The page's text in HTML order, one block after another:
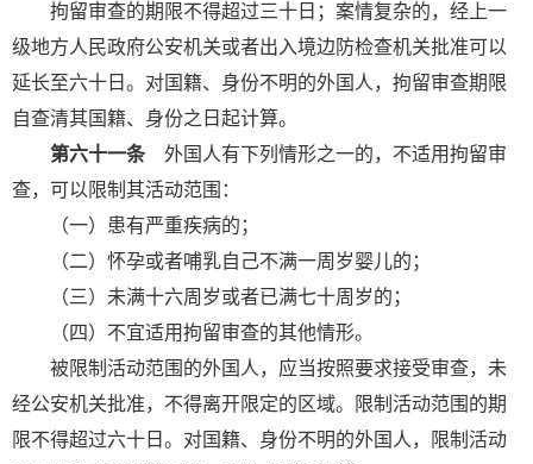
拘留审查的期限不得超过三十日；案情复杂的，经上一
级地方人民政府公安机关或者出入境边防检查机关批准可以
延长至六十日。对国籍、身份不明的外国人，拘留审查期限
自查清其国籍、身份之日起计算。
第六十一条外国人有下列情形之一的，不适用拘留审
查，可以限制其活动范围：
（一）患有严重疾病的；
（二）怀孕或者哺乳自己不满一周岁婴儿的；
（三）未满十六周岁或者已满七十周岁的；
（四）不宜适用拘留审查的其他情形。
被限制活动范围的外国人，应当按照要求接受审查，未
经公安机关批准，不得离开限定的区域。限制活动范围的期
限不得超过六十日。对国籍、身份不明的外国人，限制活动